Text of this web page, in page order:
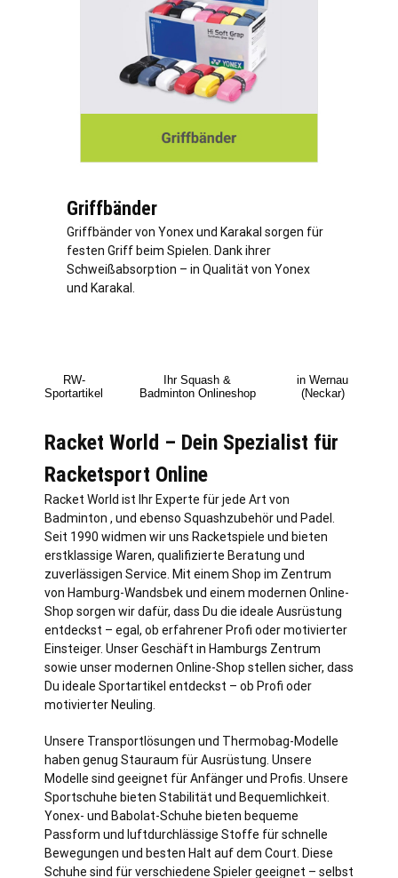
Griffbänder
Griffbänder von Yonex und Karakal sorgen für
festen Griff beim Spielen. Dank ihrer
Schweißabsorption – in Qualität von Yonex
und Karakal.
RW-
Sportartikel
Ihr Squash &
Badminton Onlineshop
in Wernau
(Neckar)
Racket World – Dein Spezialist für
Racketsport Online
Racket World ist Ihr Experte für jede Art von
Badminton , und ebenso Squashzubehör und Padel.
Seit 1990 widmen wir uns Racketspiele und bieten
erstklassige Waren, qualifizierte Beratung und
zuverlässigen Service. Mit einem Shop im Zentrum
von Hamburg-Wandsbek und einem modernen Online-
Shop sorgen wir dafür, dass Du die ideale Ausrüstung
entdeckst – egal, ob erfahrener Profi oder motivierter
Einsteiger. Unser Geschäft in Hamburgs Zentrum
sowie unser modernen Online-Shop stellen sicher, dass
Du ideale Sportartikel entdeckst – ob Profi oder
motivierter Neuling.
Unsere Transportlösungen und Thermobag-Modelle
haben genug Stauraum für Ausrüstung. Unsere
Modelle sind geeignet für Anfänger und Profis. Unsere
Sportschuhe bieten Stabilität und Bequemlichkeit.
Yonex- und Babolat-Schuhe bieten bequeme
Passform und luftdurchlässige Stoffe für schnelle
Bewegungen und besten Halt auf dem Court. Diese
Schuhe sind für verschiedene Spieler geeignet – selbst